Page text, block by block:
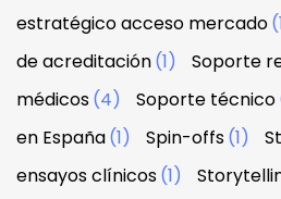
estratégico acceso mercado
de acreditación(1)
Soporte
médicos(4) Soporte técnico
en España(1) Spin-offs(1)
ensayos clínicos(1)